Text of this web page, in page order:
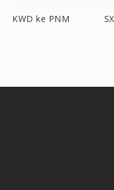
KWD ke PNM